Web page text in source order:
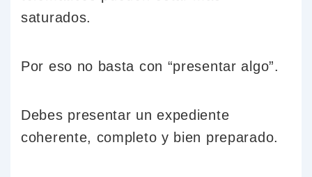
saturados.
Por eso no basta con “presentar algo”.
Debes presentar un expediente
coherente, completo y bien preparado.